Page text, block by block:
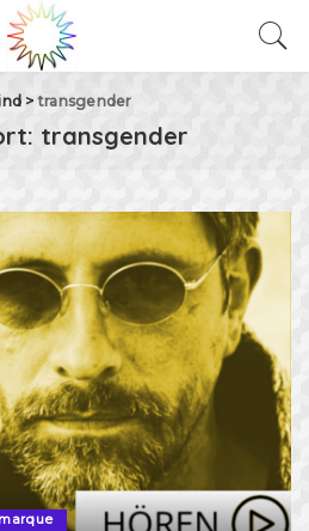
>transgender
transgender